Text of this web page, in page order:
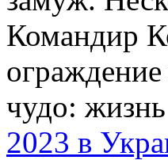
Командир
чудо:
2023 в